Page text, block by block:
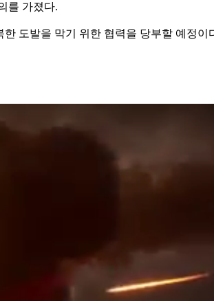
를 가졌다.
도발을 막기 위한 협력을 당부할 예정이